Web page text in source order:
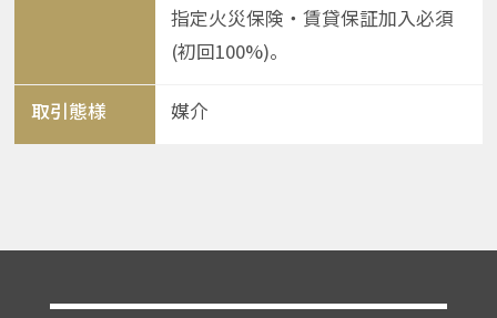
指定火災保険・賃貸保証加入必須
(初回100%)。
取引態様 媒介